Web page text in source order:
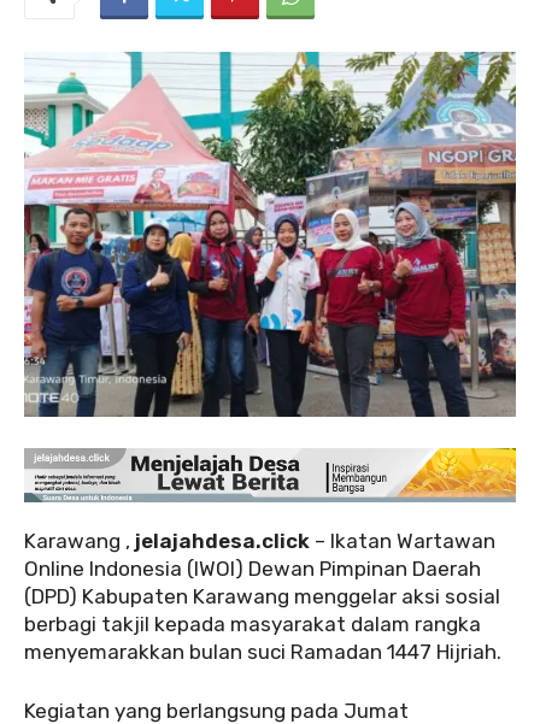
‎Karawang , jelajahdesa.click – Ikatan Wartawan
Online Indonesia (IWOI) Dewan Pimpinan Daerah
(DPD) Kabupaten Karawang menggelar aksi sosial
berbagi takjil kepada masyarakat dalam rangka
menyemarakkan bulan suci Ramadan 1447 Hijriah.
‎‎Kegiatan yang berlangsung pada Jumat